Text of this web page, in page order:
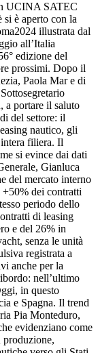
UCINA SATEC
è aperto con la
illustrata dal
all’Italia
edizione del
prossimi. Dopo il
Paola Mar e di
a portare il saluto
del settore: il
nautico, gli
filiera. Il
si evince dai dati
Gianluca
del mercato interno
dei contratti
periodo dello
di leasing
e del 26% in
senza le unità
registrata a
anche per la
nell’ultimo
in questo
e Spagna. Il trend
Pia Monteduro,
evidenziano come
produzione,